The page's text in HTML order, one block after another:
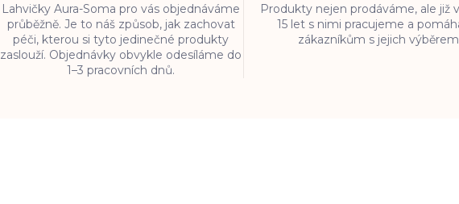
Lahvičky Aura-Soma pro vás objednáváme
průběžně. Je to náš způsob, jak zachovat
péči, kterou si tyto jedinečné produkty
zaslouží. Objednávky obvykle odesíláme do
1–3 pracovních dnů.
Produkty nejen prodáváme, ale již
15 let s nimi pracujeme a
zákazníkům s jejich